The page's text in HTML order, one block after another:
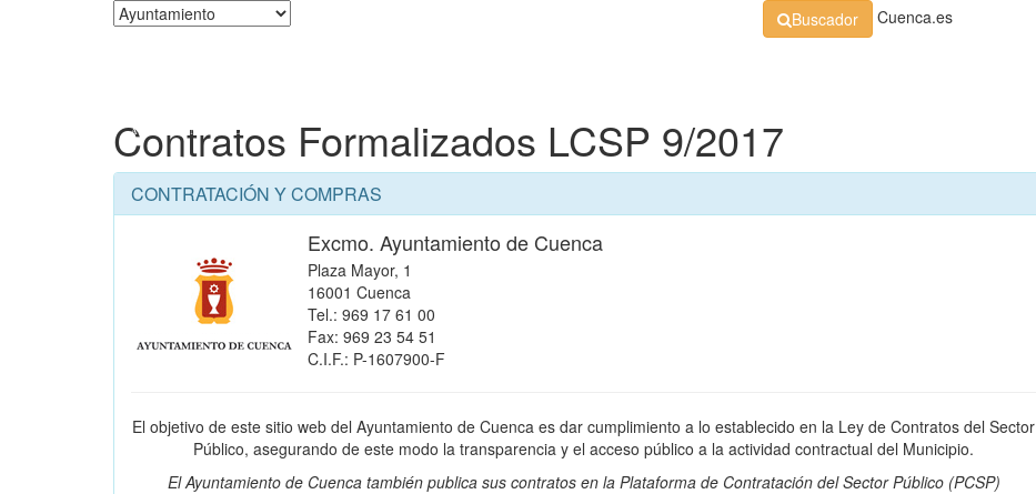
Buscador Cuenca.es
Contratos Formalizados LCSP 9/2017
CONTRATACIÓN Y COMPRAS
Excmo. Ayuntamiento de Cuenca
Plaza Mayor, 1
16001 Cuenca
Tel.: 969 17 61 00
Fax: 969 23 54 51
C.I.F.: P-1607900-F
El objetivo de este sitio web del Ayuntamiento de Cuenca es dar cumplimiento a lo establecido en la Ley de Contratos del Sector
Público, asegurando de este modo la transparencia y el acceso público a la actividad contractual del Municipio.
El Ayuntamiento de Cuenca también publica sus contratos en la Plataforma de Contratación del Sector Público(PCSP)